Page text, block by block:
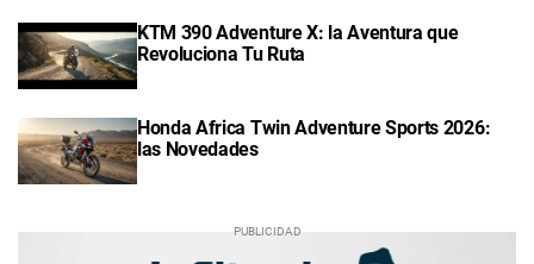
KTM 390 Adventure X: la Aventura que
Revoluciona Tu Ruta
Honda Africa Twin Adventure Sports 2026:
las Novedades